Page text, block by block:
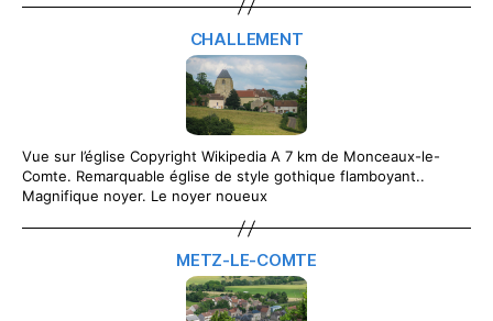
CHALLEMENT
Vue sur l’église Copyright Wikipedia A 7 km de Monceaux-le-
Comte. Remarquable église de style gothique flamboyant..
Magnifique noyer. Le noyer noueux
METZ-LE-COMTE